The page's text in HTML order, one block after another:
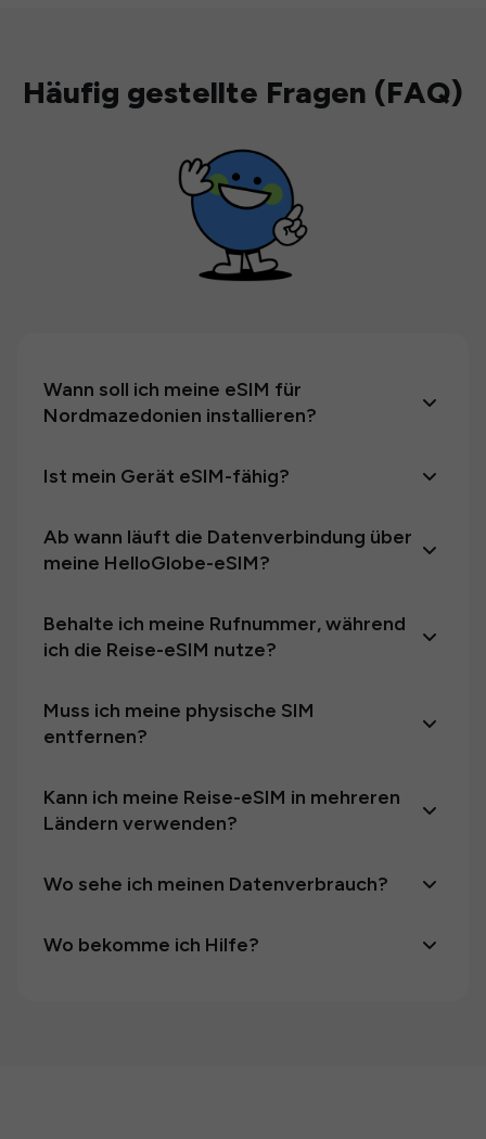
Häufig gestellte Fragen (FAQ)
Wann soll ich meine eSIM für
Nordmazedonien installieren?
Ist mein Gerät eSIM-fähig?
Ab wann läuft die Datenverbindung über
meine HelloGlobe-eSIM?
Behalte ich meine Rufnummer, während
ich die Reise-eSIM nutze?
Muss ich meine physische SIM
entfernen?
Kann ich meine Reise-eSIM in mehreren
Ländern verwenden?
Wo sehe ich meinen Datenverbrauch?
Wo bekomme ich Hilfe?